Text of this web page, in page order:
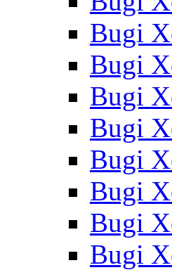
Bugi
Bugi
Bugi
Bugi
Bugi
Bugi
Bugi
Bugi